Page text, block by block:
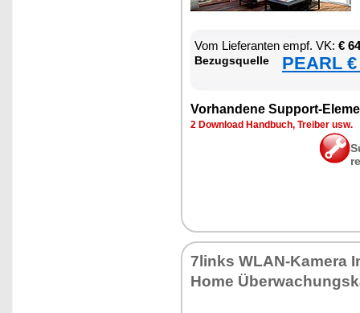
Vom Lie­fe­ran­ten empf. VK: €
Be­zugs­quel­le PEARL
Vor­han­de­ne Sup­port-
2 Down­load Hand­buch, Trei­ber usw.
7links WLAN-Ka­me­ra
Ho­me